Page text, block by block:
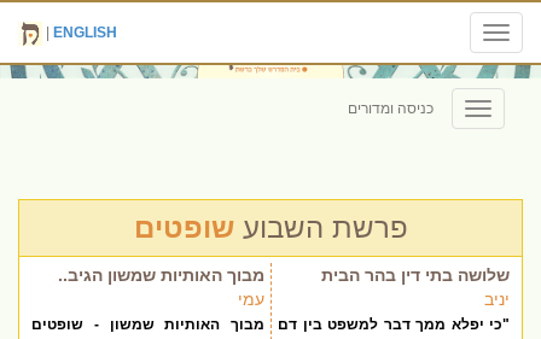
Toggle
navigation
ENGLISH
Toggle
navigation
כניסה ומדורים
פרשת השבועשופטים
שלושה בתי דין בהר הבית
יניב
"כי יפלא ממך דבר למשפט בין דם
מבוך האותיות שמשון הגיב..
עמי
מבוך האותיות שמשון - שופטים